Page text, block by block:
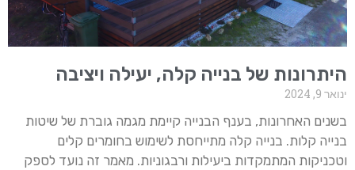
היתרונות של בנייה קלה, יעילה ויציבה
ינואר 9, 2024
בשנים האחרונות, בענף הבנייה קיימת מגמה גוברת של שיטות
בנייה קלות. בנייה קלה מתייחסת לשימוש בחומרים קלים
וטכניקות המתמקדות ביעילות ורבגוניות. מאמר זה נועד לספק